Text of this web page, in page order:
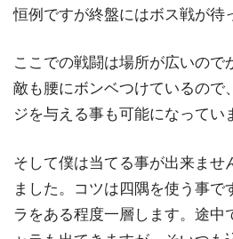
恒例ですが終盤にはボス戦が待
ここでの戦闘は場所が広いので
敵も腰にボンベつけているので
ジを与える事も可能になってい
そして僕は当てる事が出来ませ
ました。コツは四隅を使う事で
ラをある程度一層します。途中